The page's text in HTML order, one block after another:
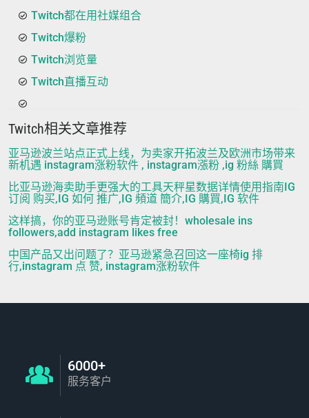
Twitch都在用社媒组合
Twitch爆粉
Twitch浏览量
Twitch直播互动
Twitch相关文章推荐
亚马逊波兰站点正式上线，为卖家开拓波兰及欧洲市场带来
新机遇 instagram涨粉软件 , instagram漲粉 ,ig 粉絲 購買
比亚马逊海卖助手更强大的工具天秤星数据详情使用指南IG
订阅 购买,IG 如何 推广,IG 頻道 簡介,IG 購買,IG 软件
这样搞，你的亚马逊账号肯定被封！wholesale ins
followers,add instagram likes free
中国产品又出问题了？亚马逊紧急召回这一座椅ig 排
行,instagram 点 赞, instagram涨粉软件
6000+
服务客户